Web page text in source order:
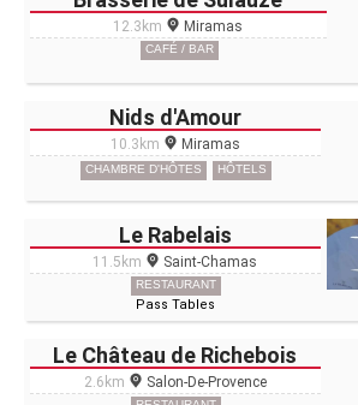
12.3km Miramas
CAFÉ / BAR
Nids d'Amour
10.3km Miramas
CHAMBRE D'HÔTES HÔTELS
Le Rabelais
11.5km Saint-Chamas
RESTAURANT
Pass Tables
Le Château de Richebois
2.6km Salon-De-Provence